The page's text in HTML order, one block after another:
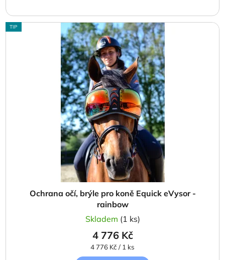
TIP
Ochrana očí, brýle pro koně Equick eVysor -
rainbow
Skladem (1 ks)
4 776 Kč
Měrná
cena:
4 776 Kč / 1 ks